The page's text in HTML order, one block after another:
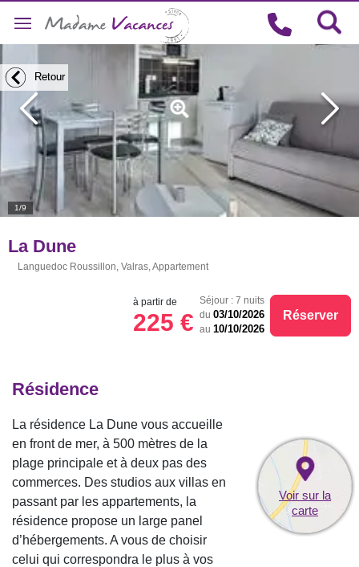
1/9
Retour
La Dune
Languedoc Roussillon, Valras, Appartement
à partir de
225 €
Séjour : 7 nuits
du 03/10/2026
au 10/10/2026
Réserver
Voir sur la
carte
Résidence
La résidence La Dune vous accueille
en front de mer, à 500 mètres de la
plage principale et à deux pas des
commerces. Des studios aux villas en
passant par les appartements, la
résidence propose un large panel
d’hébergements. A vous de choisir
celui qui correspondra le plus à vos
Retour